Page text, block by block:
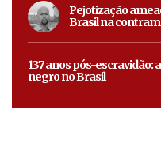
Pejotização
Brasil na
137 anos pós-escravidão:
negro no Brasil